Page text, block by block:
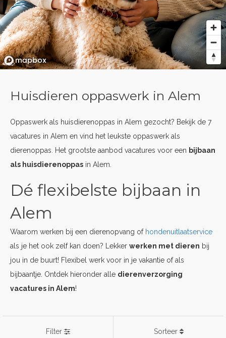
Huisdieren oppaswerk in Alem
Oppaswerk als huisdierenoppas in Alem gezocht? Bekijk de 7
vacatures in Alem en vind het leukste oppaswerk als
dierenoppas. Het grootste aanbod vacatures voor een bijbaan
als huisdierenoppas in Alem.
Dé flexibelste bijbaan in
Alem
Waarom werken bij een dierenopvang of hondenuitlaatservice
als je het ook zelf kan doen? Lekker werken met dieren bij
jou in de buurt! Flexibel werk voor in je vakantie of als
bijbaantje. Ontdek hieronder alle dierenverzorging
vacatures in Alem!
Filter Sorteer